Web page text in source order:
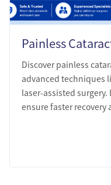
Discover painless
advanced techniques
laser-assisted
ensure faster recovery